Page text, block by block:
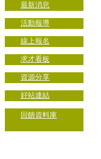
最新消息
活動報導
線上報名
求才看板
資源分享
好站連結
回饋資料庫